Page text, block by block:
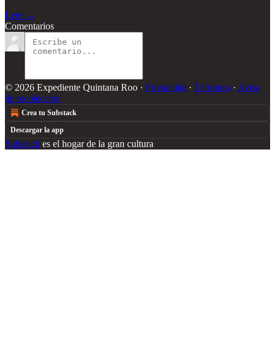
Leer →
Comentarios
© 2026 Expediente Quintana Roo · Privacidad ∙ Términos ∙ Aviso
de recolección
Crea tu Substack
Descargar la app
Substack es el hogar de la gran cultura